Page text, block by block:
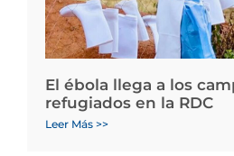
El ébola llega a los
refugiados en la RDC
Leer Más >>